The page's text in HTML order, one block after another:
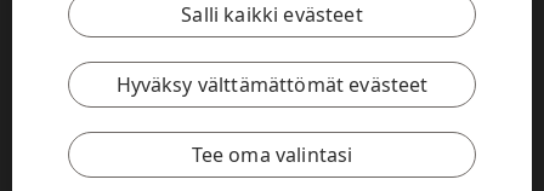
Salli kaikki evästeet
Hyväksy välttämättömät evästeet
Tee oma valintasi
Copyright © 2026 UPM. Kaikki oikeudet pidätetään.
Käyttöehdot
Tietosuojakäytäntö
Evästeasetukset